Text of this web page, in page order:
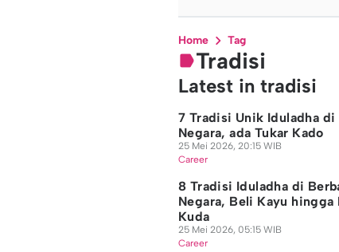
Home Tag
Tradisi
Latest in tradisi
7 Tradisi Unik Iduladha di
Negara, ada Tukar Kado
25 Mei 2026, 20:15 WIB
Career
8 Tradisi Iduladha di
Negara, Beli Kayu hingga
Kuda
25 Mei 2026, 05:15 WIB
Career